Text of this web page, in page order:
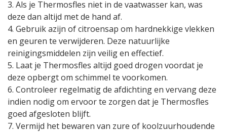
3. Als je Thermosfles niet in de vaatwasser kan, was
deze dan altijd met de hand af.
4. Gebruik azijn of citroensap om hardnekkige vlekken
en geuren te verwijderen. Deze natuurlijke
reinigingsmiddelen zijn veilig en effectief.
5. Laat je Thermosfles altijd goed drogen voordat je
deze opbergt om schimmel te voorkomen.
6. Controleer regelmatig de afdichting en vervang deze
indien nodig om ervoor te zorgen dat je Thermosfles
goed afgesloten blijft.
7. Vermijd het bewaren van zure of koolzuurhoudende